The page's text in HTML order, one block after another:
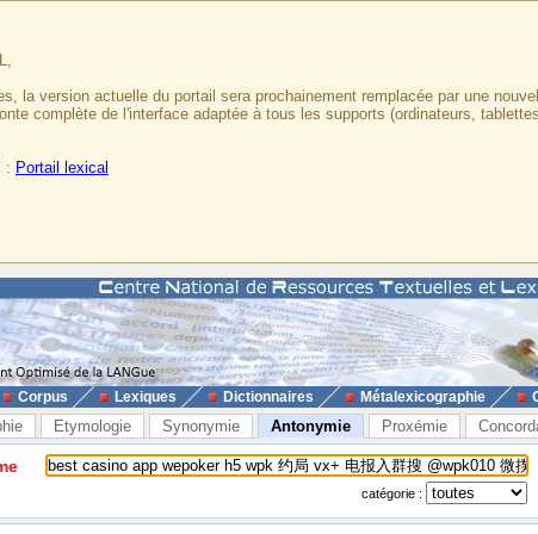
la version actuelle du portail sera prochainement remplacée par une
complète de l'interface adaptée à tous les supports (ordinateurs,
: Portail lexical
Corpus Lexiques Dictionnaires Métalexicographie
Etymologie Synonymie Antonymie Proxémie
catégorie :